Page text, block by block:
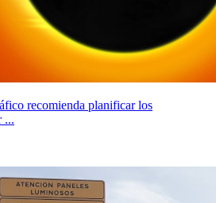
recomienda planificar los
...